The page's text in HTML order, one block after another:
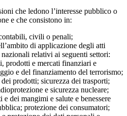
che ledono l’interesse pubblico o
e che consistono in:
civili o penali;
di applicazione degli atti
relativi ai seguenti settori:
prodotti e mercati finanziari e
e del finanziamento del terrorismo;
prodotti; sicurezza dei trasporti;
e sicurezza nucleare;
dei mangimi e salute e benessere
protezione dei consumatori;